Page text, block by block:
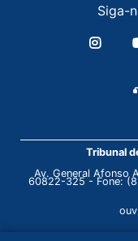
Siga-
Tribunal
Av. General Afonso
60822-325 - Fone: